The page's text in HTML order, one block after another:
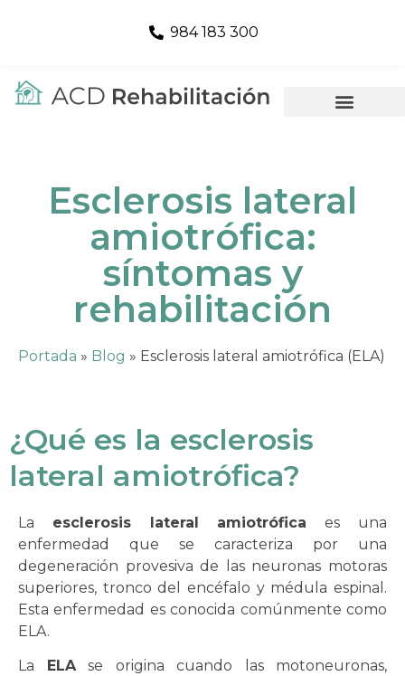
984 183 300
Esclerosis lateral
amiotrófica:
síntomas y
rehabilitación
Portada » Blog » Esclerosis lateral amiotrófica (ELA)
¿Qué es la esclerosis
lateral amiotrófica?
La esclerosis lateral amiotrófica es una
enfermedad que se caracteriza por una
degeneración provesiva de las neuronas motoras
superiores, tronco del encéfalo y médula espinal.
Esta enfermedad es conocida comúnmente como
ELA.
La ELAse origina cuando las motoneuronas,